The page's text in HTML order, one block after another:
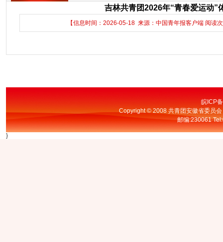
吉林共青团2026年“青春爱运动”
【信息时间：2026-05-18 来源：中国青年报客户端 阅读
皖ICP
Copyright © 2008 共青团安徽省委员
邮编:230061
}